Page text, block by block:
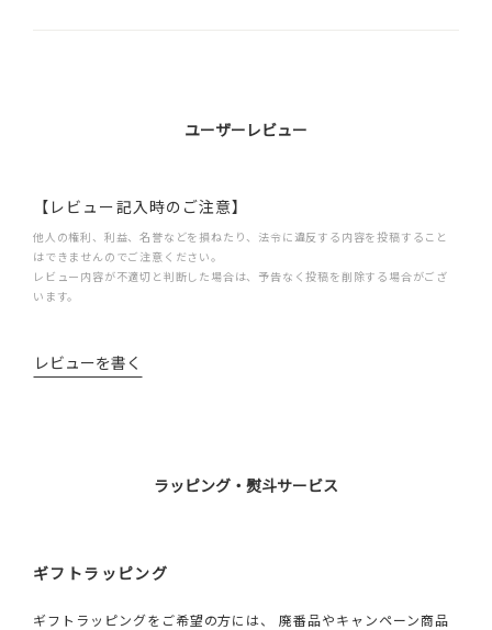
ユーザーレビュー
【レビュー記入時のご注意】
他人の権利、利益、名誉などを損ねたり、法令に違反する内容を投稿すること
はできませんのでご注意ください。
レビュー内容が不適切と判断した場合は、予告なく投稿を削除する場合がござ
います。
レビューを書く
ラッピング・熨斗サービス
ギフトラッピング
ギフトラッピングをご希望の方には、 廃番品やキャンペーン商品